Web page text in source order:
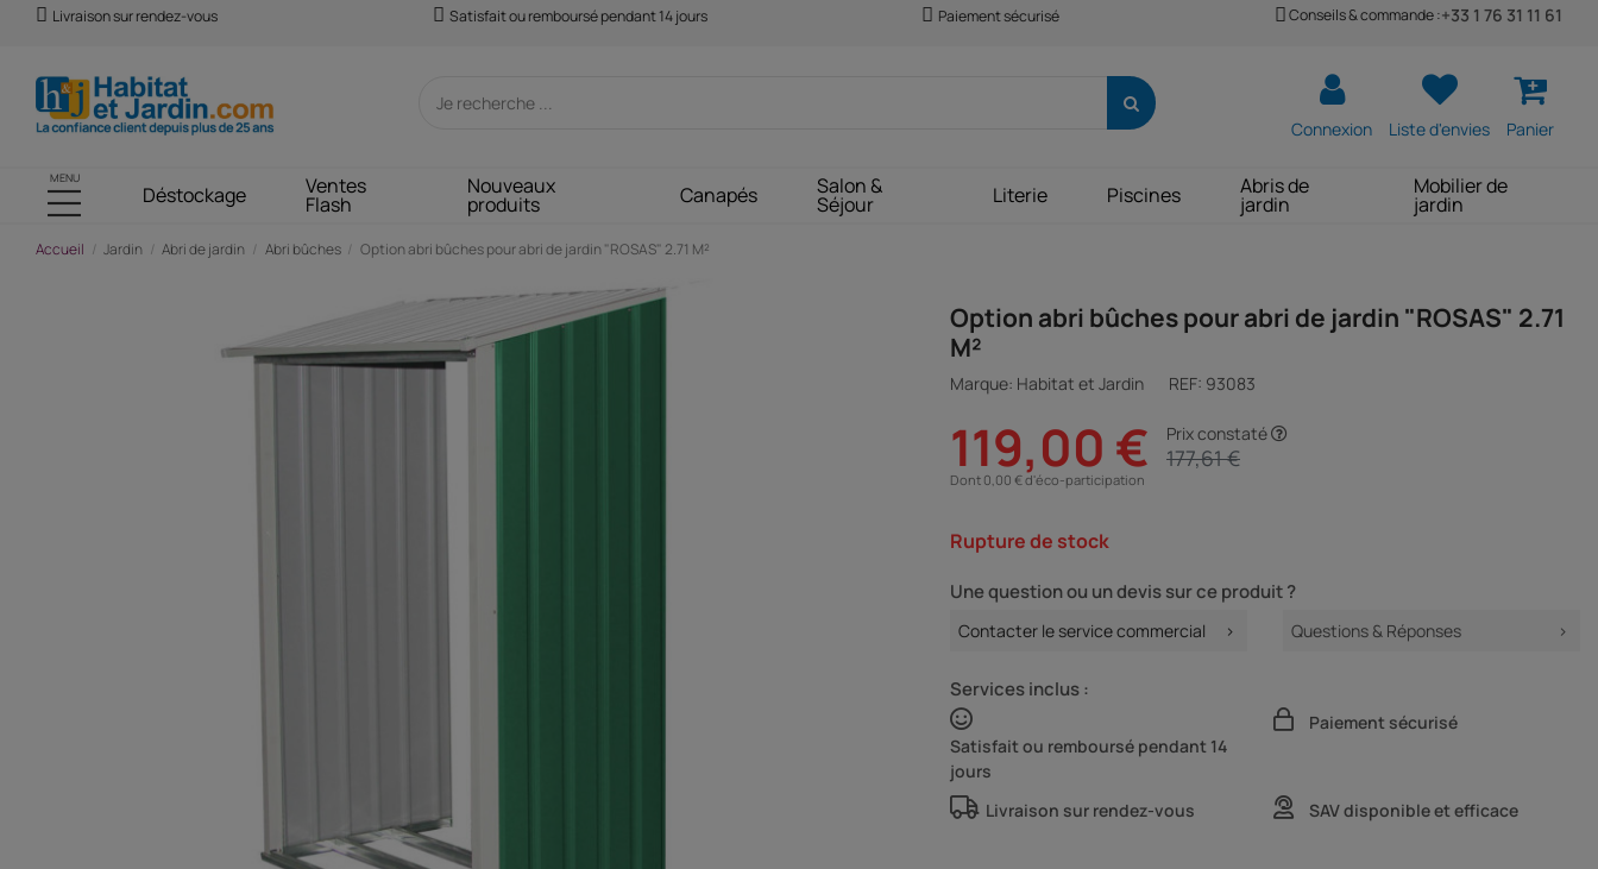
Livraison sur rendez-vous Satisfait ou remboursé pendant 14 jours Paiement sécurisé Conseils & commande :+33 1 76 31 11 61
Connexion Liste d'envies Panier
MENU
Déstockage Ventes
Flash
Nouveaux
produits Canapés Salon &
Séjour Literie Piscines Abris de
jardin
Mobilier de
jardin
Accueil Jardin Abri de jardin Abri bûches Option abri bûches pour abri de jardin "ROSAS" 2.71 M²
Option abri bûches pour abri de jardin "ROSAS" 2.71
M²
Marque: Habitat et Jardin REF: 93083
119,00 € Prix constaté
177,61 €
Dont 0,00 € d'éco-participation
Rupture de stock
Une question ou un devis sur ce produit ?
Contacter le service commercial Questions & Réponses
Services inclus :
Satisfait ou remboursé pendant 14
jours
Paiement sécurisé
Livraison sur rendez-vous SAV disponible et efficace